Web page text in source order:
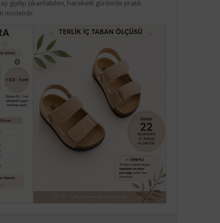
giyilip çıkarılabilen, hareketli günlerde pratik
modelidir.